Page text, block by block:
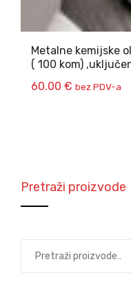
Metalne kemijske
( 100 kom)
60.00 € bez PDV-a
Pretraži proizvode